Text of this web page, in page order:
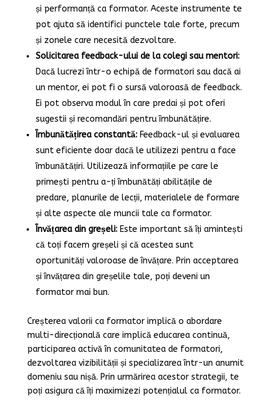
și performanță ca formator. Aceste instrumente te
pot ajuta să identifici punctele tale forte, precum
și zonele care necesită dezvoltare.
Solicitarea feedback-ului de la colegi sau mentori:
Dacă lucrezi într-o echipă de formatori sau dacă ai
un mentor, ei pot fi o sursă valoroasă de feedback.
Ei pot observa modul în care predai și pot oferi
sugestii și recomandări pentru îmbunătățire.
Îmbunătățirea constantă:Feedback-ul și evaluarea
sunt eficiente doar dacă le utilizezi pentru a face
îmbunătățiri. Utilizează informațiile pe care le
primești pentru a-ți îmbunătăți abilitățile de
predare, planurile de lecții, materialele de formare
și alte aspecte ale muncii tale ca formator.
Învățarea din greșeli:Este important să îți amintești
că toți facem greșeli și că acestea sunt
oportunități valoroase de învățare. Prin acceptarea
și învățarea din greșelile tale, poți deveni un
formator mai bun.
Creșterea valorii ca formator implică o abordare
multi-direcțională care implică educarea continuă,
participarea activă în comunitatea de formatori,
dezvoltarea vizibilității și specializarea într-un anumit
domeniu sau nișă. Prin urmărirea acestor strategii, te
poți asigura că îți maximizezi potențialul ca formator.